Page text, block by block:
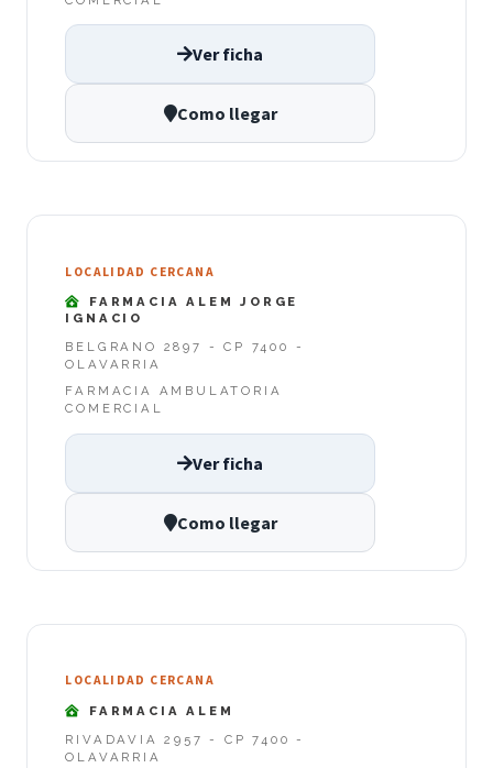
Ver ficha
Como llegar
LOCALIDAD CERCANA
FARMACIA ALEM JORGE
IGNACIO
BELGRANO 2897 - CP 7400 -
OLAVARRIA
FARMACIA AMBULATORIA
COMERCIAL
Ver ficha
Como llegar
LOCALIDAD CERCANA
FARMACIA ALEM
RIVADAVIA 2957 - CP 7400 -
OLAVARRIA